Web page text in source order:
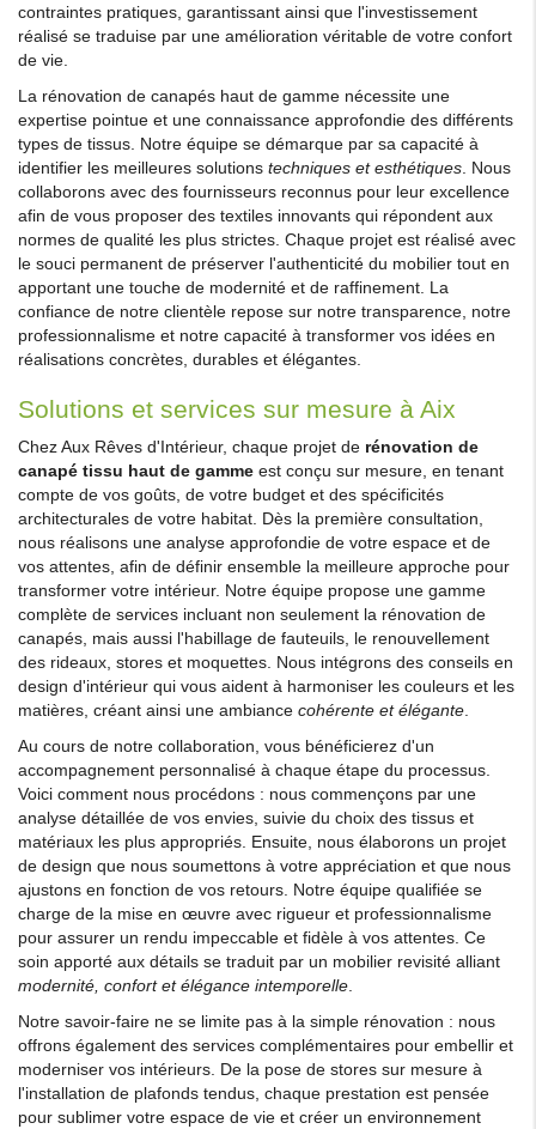
contraintes pratiques, garantissant ainsi que l'investissement
réalisé se traduise par une amélioration véritable de votre confort
de vie.
La rénovation de canapés haut de gamme nécessite une
expertise pointue et une connaissance approfondie des différents
types de tissus. Notre équipe se démarque par sa capacité à
identifier les meilleures solutions techniques et esthétiques. Nous
collaborons avec des fournisseurs reconnus pour leur excellence
afin de vous proposer des textiles innovants qui répondent aux
normes de qualité les plus strictes. Chaque projet est réalisé avec
le souci permanent de préserver l'authenticité du mobilier tout en
apportant une touche de modernité et de raffinement. La
confiance de notre clientèle repose sur notre transparence, notre
professionnalisme et notre capacité à transformer vos idées en
réalisations concrètes, durables et élégantes.
Solutions et services sur mesure à Aix
Chez Aux Rêves d'Intérieur, chaque projet de rénovation de
canapé tissu haut de gamme est conçu sur mesure, en tenant
compte de vos goûts, de votre budget et des spécificités
architecturales de votre habitat. Dès la première consultation,
nous réalisons une analyse approfondie de votre espace et de
vos attentes, afin de définir ensemble la meilleure approche pour
transformer votre intérieur. Notre équipe propose une gamme
complète de services incluant non seulement la rénovation de
canapés, mais aussi l'habillage de fauteuils, le renouvellement
des rideaux, stores et moquettes. Nous intégrons des conseils en
design d'intérieur qui vous aident à harmoniser les couleurs et les
matières, créant ainsi une ambiance cohérente et élégante.
Au cours de notre collaboration, vous bénéficierez d'un
accompagnement personnalisé à chaque étape du processus.
Voici comment nous procédons : nous commençons par une
analyse détaillée de vos envies, suivie du choix des tissus et
matériaux les plus appropriés. Ensuite, nous élaborons un projet
de design que nous soumettons à votre appréciation et que nous
ajustons en fonction de vos retours. Notre équipe qualifiée se
charge de la mise en œuvre avec rigueur et professionnalisme
pour assurer un rendu impeccable et fidèle à vos attentes. Ce
soin apporté aux détails se traduit par un mobilier revisité alliant
modernité, confort et élégance intemporelle.
Notre savoir-faire ne se limite pas à la simple rénovation : nous
offrons également des services complémentaires pour embellir et
moderniser vos intérieurs. De la pose de stores sur mesure à
l'installation de plafonds tendus, chaque prestation est pensée
pour sublimer votre espace de vie et créer un environnement